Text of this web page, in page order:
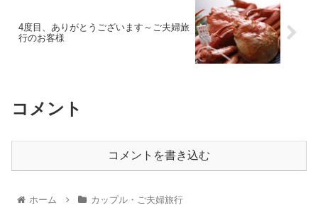
4度目、ありがとうございます～ご夫婦旅
行のお客様
コメント
コメントを書き込む
ホーム カップル・ご夫婦旅行